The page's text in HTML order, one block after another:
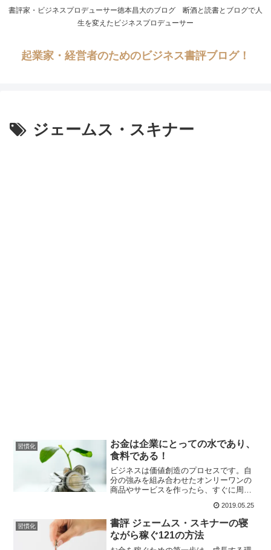
書評家・ビジネスプロデューサー徳本昌大のブログ 断酒と読書とブログで人
生を変えたビジネスプロデューサー
起業家・経営者のためのビジネス書評ブログ！
ジェームス・スキナー
習慣化
お金は企業にとっての水であり、
食料である！
ビジネスは価値創造のプロセスです。自
分の強みを組み合わせたオンリーワンの
商品やサービスを作ったら、すぐに周り
ず、やり続けるうちに価値が高まり、お
金を稼げるようになります。「お金は企
業にとっての水であり、食料である」と
考え、すぐに入金してもらえる経営を心
がけるのです。
2019.05.25
習慣化
書評 ジェームス・スキナーの寝
ながら稼ぐ121の方法